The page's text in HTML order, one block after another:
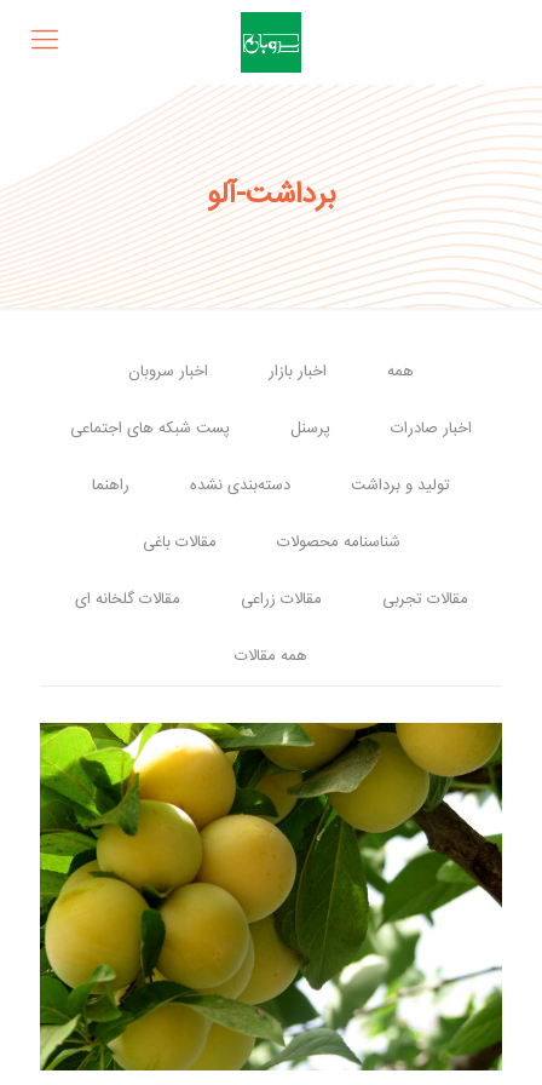
برداشت-آلو
همه اخبار بازار اخبار سروبان
اخبار صادرات پرسنل پست شبکه های اجتماعی
تولید و برداشت دسته‌بندی نشده راهنما
شناسنامه محصولات مقالات باغی
مقالات تجربی مقالات زراعی مقالات گلخانه ای
همه مقالات